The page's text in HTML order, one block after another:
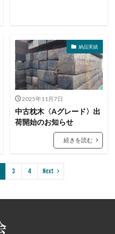
納品実績
2025年11月7日
中古枕木〈Aグレード〉出
荷開始のお知らせ
続きを読む
3 4 Next